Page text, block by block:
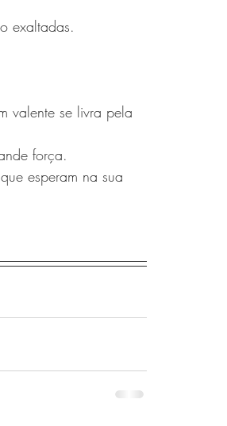
exaltadas.
valente se livra pela
força.
esperam na sua